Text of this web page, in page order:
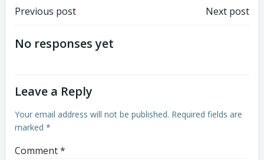
Post
navigation
Previous post Next post
No responses yet
Leave a Reply
Your email address will not be published. Required fields are
marked *
Comment*